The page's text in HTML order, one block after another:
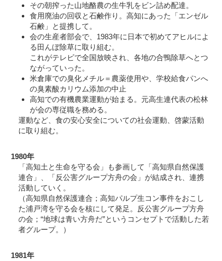
その朝搾った山地酪農の生牛乳をビン詰め配達。
食用廃油の回収と石鹸作り。高知にあった「エンゼル
石鹸」と提携して。
会の生産者部会で、1983年に日本で初めてアヒルによ
る田んぼ除草に取り組む。
これがテレビで全国放映され、各地の合鴨除草へとつ
ながっていった。
米倉庫での臭化メチル＝農薬使用や、学校給食パンへ
の臭素酸カリウム添加の中止
高知での有機農業運動が始まる。元高生連代表の松林
が会の専従職を務める。
運動など、食の安心安全についての社会運動、啓蒙活動
に取り組む。
1980年
「高知土と生命を守る会」も参画して「高知県自然保護
連合」、「反公害グループ方舟の会」が結成され、連携
活動していく。
（高知県自然保護連合；高知パルプ生コン事件をおこし
た浦戸湾を守る会を核にして発足。反公害グループ方舟
の会；“地球は青い方舟だ”というコンセプトで活動した若
者グループ。）
1981年